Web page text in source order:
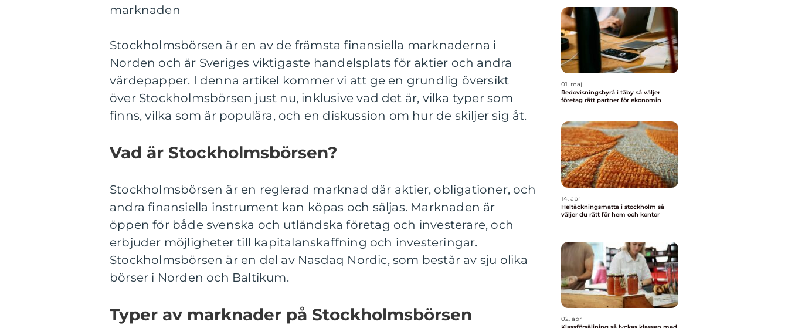
marknaden
Stockholmsbörsen är en av de främsta finansiella marknaderna i
Norden och är Sveriges viktigaste handelsplats för aktier och andra
värdepapper. I denna artikel kommer vi att ge en grundlig översikt
över Stockholmsbörsen just nu, inklusive vad det är, vilka typer som
finns, vilka som är populära, och en diskussion om hur de skiljer sig åt.
Vad är Stockholmsbörsen?
Stockholmsbörsen är en reglerad marknad där aktier, obligationer, och
andra finansiella instrument kan köpas och säljas. Marknaden är
öppen för både svenska och utländska företag och investerare, och
erbjuder möjligheter till kapitalanskaffning och investeringar.
Stockholmsbörsen är en del av Nasdaq Nordic, som består av sju olika
börser i Norden och Baltikum.
Typer av marknader på Stockholmsbörsen
01. maj
Redovisningsbyrå i täby så väljer
företag rätt partner för ekonomin
14. apr
Heltäckningsmatta i stockholm så
väljer du rätt för hem och kontor
02. apr